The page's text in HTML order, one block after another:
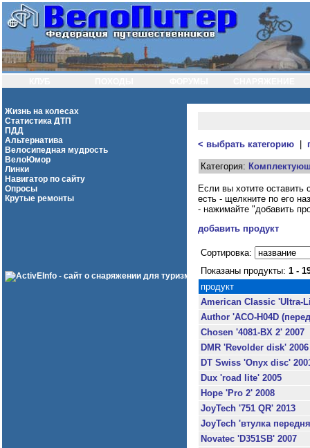
Жизнь на колесах
Статистика ДТП
ПДД
Альтернатива
Велосипедная мудрость
ВелоЮмор
Линки
Навигатор по сайту
Опросы
Крутые ремонты
< выбрать категорию|
Категория:
Если вы хотите оставить
есть - щелкните по его
- нажимайте "добавить
добавить продукт
Cортировка:
Показаны продукты: 1 -
продукт
American Classic 'Ultra-
Author 'ACO-H04D
Chosen '4081-BX 2' 2007
DMR 'Revolder disk' 2006
DT Swiss 'Onyx disc'
Dux 'road lite' 2005
Hope 'Pro 2' 2008
JoyTech '751 QR' 2013
JoyTech 'втулка
Novatec 'D351SB' 2007